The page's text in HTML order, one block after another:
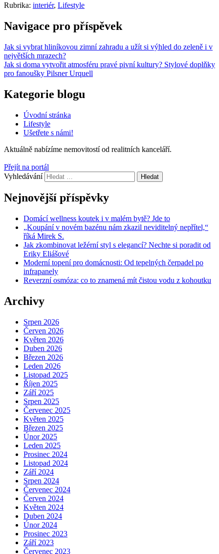
Rubrika: interiér, Lifestyle
Navigace pro příspěvek
Jak si vybrat hliníkovou zimní zahradu a užít si výhled do zeleně i v
největších mrazech?
Jak si doma vytvořit atmosféru pravé pivní kultury? Stylové doplňky
pro fanoušky Pilsner Urquell
Kategorie blogu
Úvodní stránka
Lifestyle
Ušetřete s námi!
Aktuálně nabízíme nemovitostí od realitních kanceláří.
Přejít na portál
Vyhledávání
Nejnovější příspěvky
Domácí wellness koutek i v malém bytě? Jde to
„Koupání v novém bazénu nám zkazil neviditelný nepřítel,“
říká Mirek S.
Jak zkombinovat ležérní styl s elegancí? Nechte si poradit od
Eriky Eliášové
Moderní topení pro domácnosti: Od tepelných čerpadel po
infrapanely
Reverzní osmóza: co to znamená mít čistou vodu z kohoutku
Archivy
Srpen 2026
Červen 2026
Květen 2026
Duben 2026
Březen 2026
Leden 2026
Listopad 2025
Říjen 2025
Září 2025
Srpen 2025
Červenec 2025
Květen 2025
Březen 2025
Únor 2025
Leden 2025
Prosinec 2024
Listopad 2024
Září 2024
Srpen 2024
Červenec 2024
Červen 2024
Květen 2024
Duben 2024
Únor 2024
Prosinec 2023
Září 2023
Červenec 2023